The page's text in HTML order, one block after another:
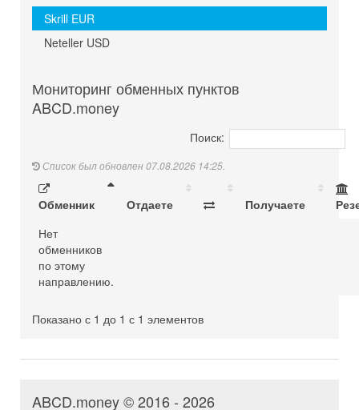
Skrill EUR
Neteller USD
Мониторинг обменных пунктов
ABCD.money
Поиск:
Список был обновлен 07.08.2026 14:25.
Обменник Отдаете Получаете
Нет
обменников
по этому
направлению.
Показано с 1 до 1 с 1 элементов
ABCD.money © 2016 - 2026